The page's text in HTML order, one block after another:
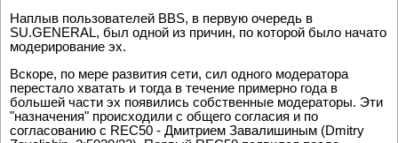
Наплыв пользователей BBS, в первую очередь в
SU.GENERAL, был одной из причин, по которой было начато
модерирование эх.
Вскоре, по мере развития сети, сил одного модератора
перестало хватать и тогда в течение примерно года в
большей части эх появились собственные модераторы. Эти
"назначения" происходили с общего согласия и по
согласованию с REC50 - Дмитрием Завалишиным (Dmitry